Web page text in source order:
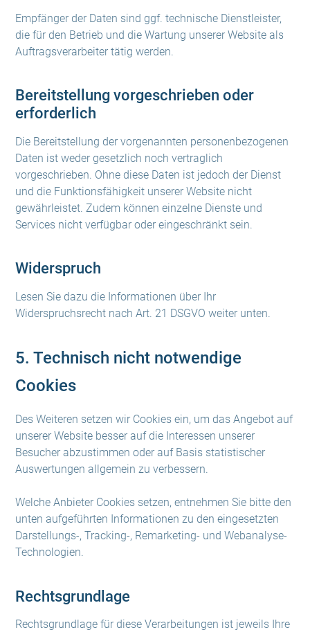
Empfänger der Daten sind ggf. technische Dienstleister,
die für den Betrieb und die Wartung unserer Website als
Auftragsverarbeiter tätig werden.
Bereitstellung vorgeschrieben oder
erforderlich
Die Bereitstellung der vorgenannten personenbezogenen
Daten ist weder gesetzlich noch vertraglich
vorgeschrieben. Ohne diese Daten ist jedoch der Dienst
und die Funktionsfähigkeit unserer Website nicht
gewährleistet. Zudem können einzelne Dienste und
Services nicht verfügbar oder eingeschränkt sein.
Widerspruch
Lesen Sie dazu die Informationen über Ihr
Widerspruchsrecht nach Art. 21 DSGVO weiter unten.
5. Technisch nicht notwendige
Cookies
Des Weiteren setzen wir Cookies ein, um das Angebot auf
unserer Website besser auf die Interessen unserer
Besucher abzustimmen oder auf Basis statistischer
Auswertungen allgemein zu verbessern.
Welche Anbieter Cookies setzen, entnehmen Sie bitte den
unten aufgeführten Informationen zu den eingesetzten
Darstellungs-, Tracking-, Remarketing- und Webanalyse-
Technologien.
Rechtsgrundlage
Rechtsgrundlage für diese Verarbeitungen ist jeweils Ihre